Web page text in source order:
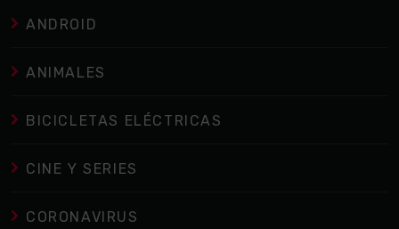
ANDROID
ANIMALES
BICICLETAS ELÉCTRICAS
CINE Y SERIES
CORONAVIRUS